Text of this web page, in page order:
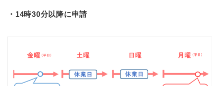
・14時30分以降に申請